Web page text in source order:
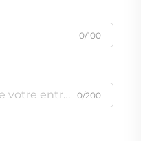
0/100
0/200